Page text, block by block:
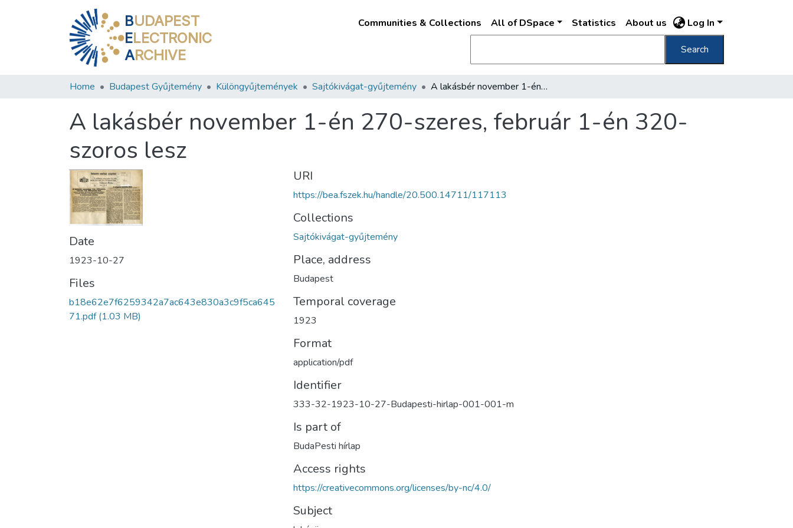
BUDAPEST
ELECTRONIC
ARCHIVE
Communities & Collections All of DSpace Statistics About us Log In
Search
Home Budapest Gyűjtemény Különgyűjtemények Sajtókivágat-gyűjtemény A lakásbér november 1-én 270-szeres, február 1-én 320-szoros lesz
A lakásbér november 1-én 270-szeres, február 1-én 320-
szoros lesz
Date
1923-10-27
Files
b18e62e7f6259342a7ac643e830a3c9f5ca645
71.pdf(1.03 MB)
URI
https://bea.fszek.hu/handle/20.500.14711/117113
Collections
Sajtókivágat-gyűjtemény
Place, address
Budapest
Temporal coverage
1923
Format
application/pdf
Identifier
333-32-1923-10-27-Budapesti-hirlap-001-001-m
Is part of
BudaPesti hírlap
Access rights
https://creativecommons.org/licenses/by-nc/4.0/
Subject